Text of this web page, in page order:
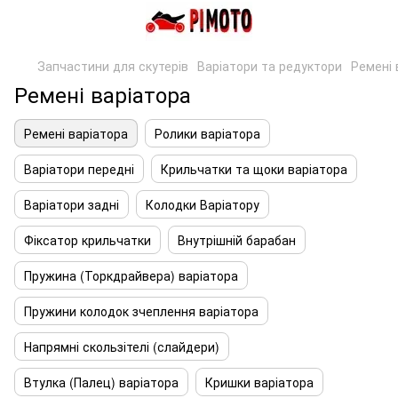
Запчастини для скутерів Варіатори та редуктори Ремені
Ремені варіатора
Ремені варіатора
Ролики варіатора
Варіатори передні
Крильчатки та щоки варіатора
Варіатори задні
Колодки Варіатору
Фіксатор крильчатки
Внутрішній барабан
Пружина (Торкдрайвера) варіатора
Пружини колодок зчеплення варіатора
Напрямні скользітелі (слайдери)
Втулка (Палец) варіатора
Кришки варіатора